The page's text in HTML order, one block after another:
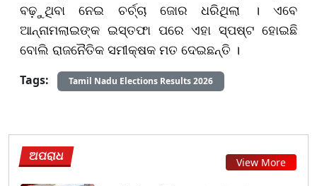
ବଢ଼ୁଥିବା ନେଇ ଚର୍ଚ୍ଚା ଜୋର ଧରିଥିଲା । ଏବେ
ଆନ୍ନାମଲାଇଙ୍କ ଇସ୍ତଫା ପରେ ଏହା ସ୍ପଷ୍ଟ ହୋଇଛି
ବୋଲି ରାଜନୈତିକ ସମୀକ୍ଷକ ମତ ଦେଇଛନ୍ତି ।
Tags: Tamil Nadu Elections Results 2026
ଅପରାଧ View More